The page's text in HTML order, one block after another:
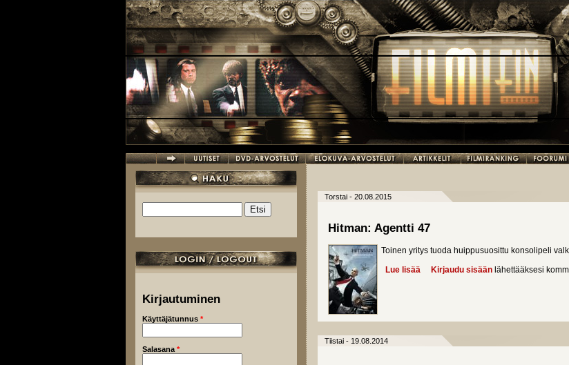
Hakulomake
Kirjautuminen
Käyttäjätunnus *
Salasana *
Torstai - 20.08.2015
Hitman: Agentti 47
Toinen yritys tuoda huippusuosittu konsolipeli
Lue lisää about Hitman: Agentti 47
Kirjaudu sisään lähettääksesi
Tiistai - 19.08.2014